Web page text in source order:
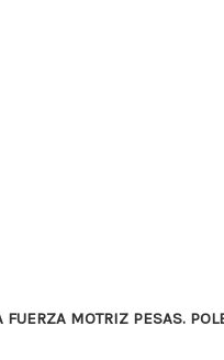
FUERZA MOTRIZ PESAS.